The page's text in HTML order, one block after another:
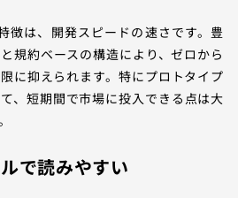
徴は、開発スピードの速さです。豊
規約ベースの構造により、ゼロから
に抑えられます。特にプロトタイプ
、短期間で市場に投入できる点は大
で読みやすい